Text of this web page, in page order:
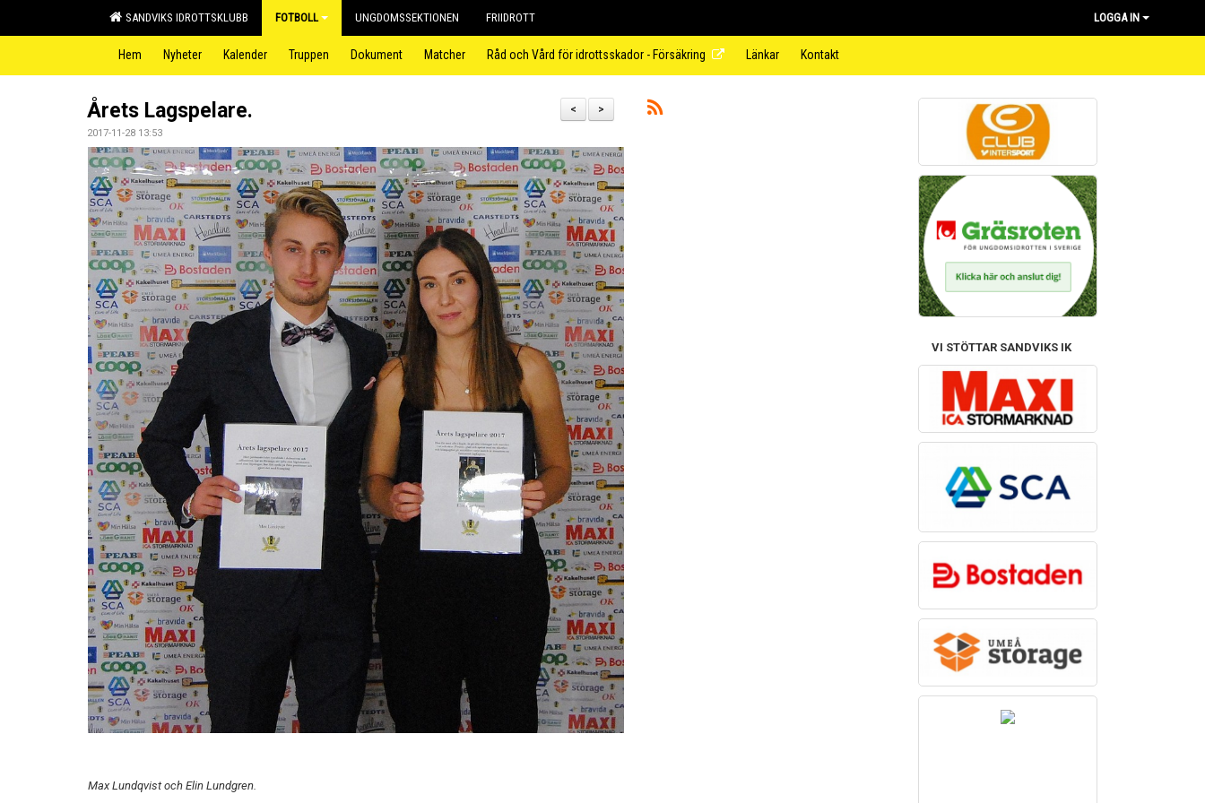
SANDVIKS IDROTTSKLUBB FOTBOLL UNGDOMSSEKTIONEN FRIIDROTT LOGGA IN
Hem Nyheter Kalender Truppen Dokument Matcher Råd och Vård för idrottsskador - Försäkring Länkar Kontakt
>
<
Årets Lagspelare.
2017-11-28 13:53
Max Lundqvist och Elin Lundgren.
VI STÖTTAR SANDVIKS IK